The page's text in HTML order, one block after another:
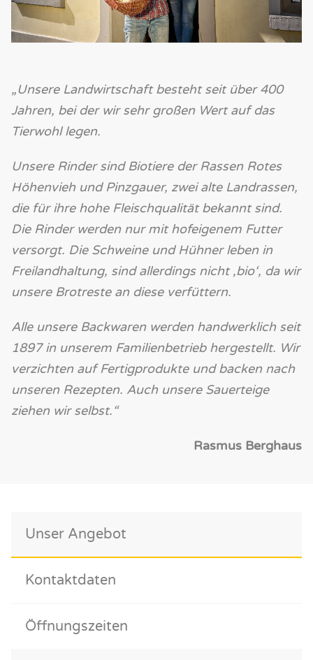
„Unsere Landwirtschaft besteht seit über 400
Jahren, bei der wir sehr großen Wert auf das
Tierwohl legen.
Unsere Rinder sind Biotiere der Rassen Rotes
Höhenvieh und Pinzgauer, zwei alte Landrassen,
die für ihre hohe Fleischqualität bekannt sind.
Die Rinder werden nur mit hofeigenem Futter
versorgt. Die Schweine und Hühner leben in
Freilandhaltung, sind allerdings nicht ‚bio‘, da wir
unsere Brotreste an diese verfüttern.
Alle unsere Backwaren werden handwerklich seit
1897 in unserem Familienbetrieb hergestellt. Wir
verzichten auf Fertigprodukte und backen nach
unseren Rezepten. Auch unsere Sauerteige
ziehen wir selbst.“
Rasmus Berghaus
Unser Angebot
Kontaktdaten
Öffnungszeiten